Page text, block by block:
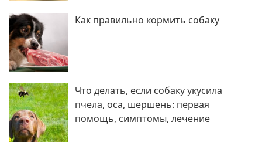
Как правильно кормить собаку
Что делать, если собаку укусила
пчела, оса, шершень: первая
помощь, симптомы, лечение